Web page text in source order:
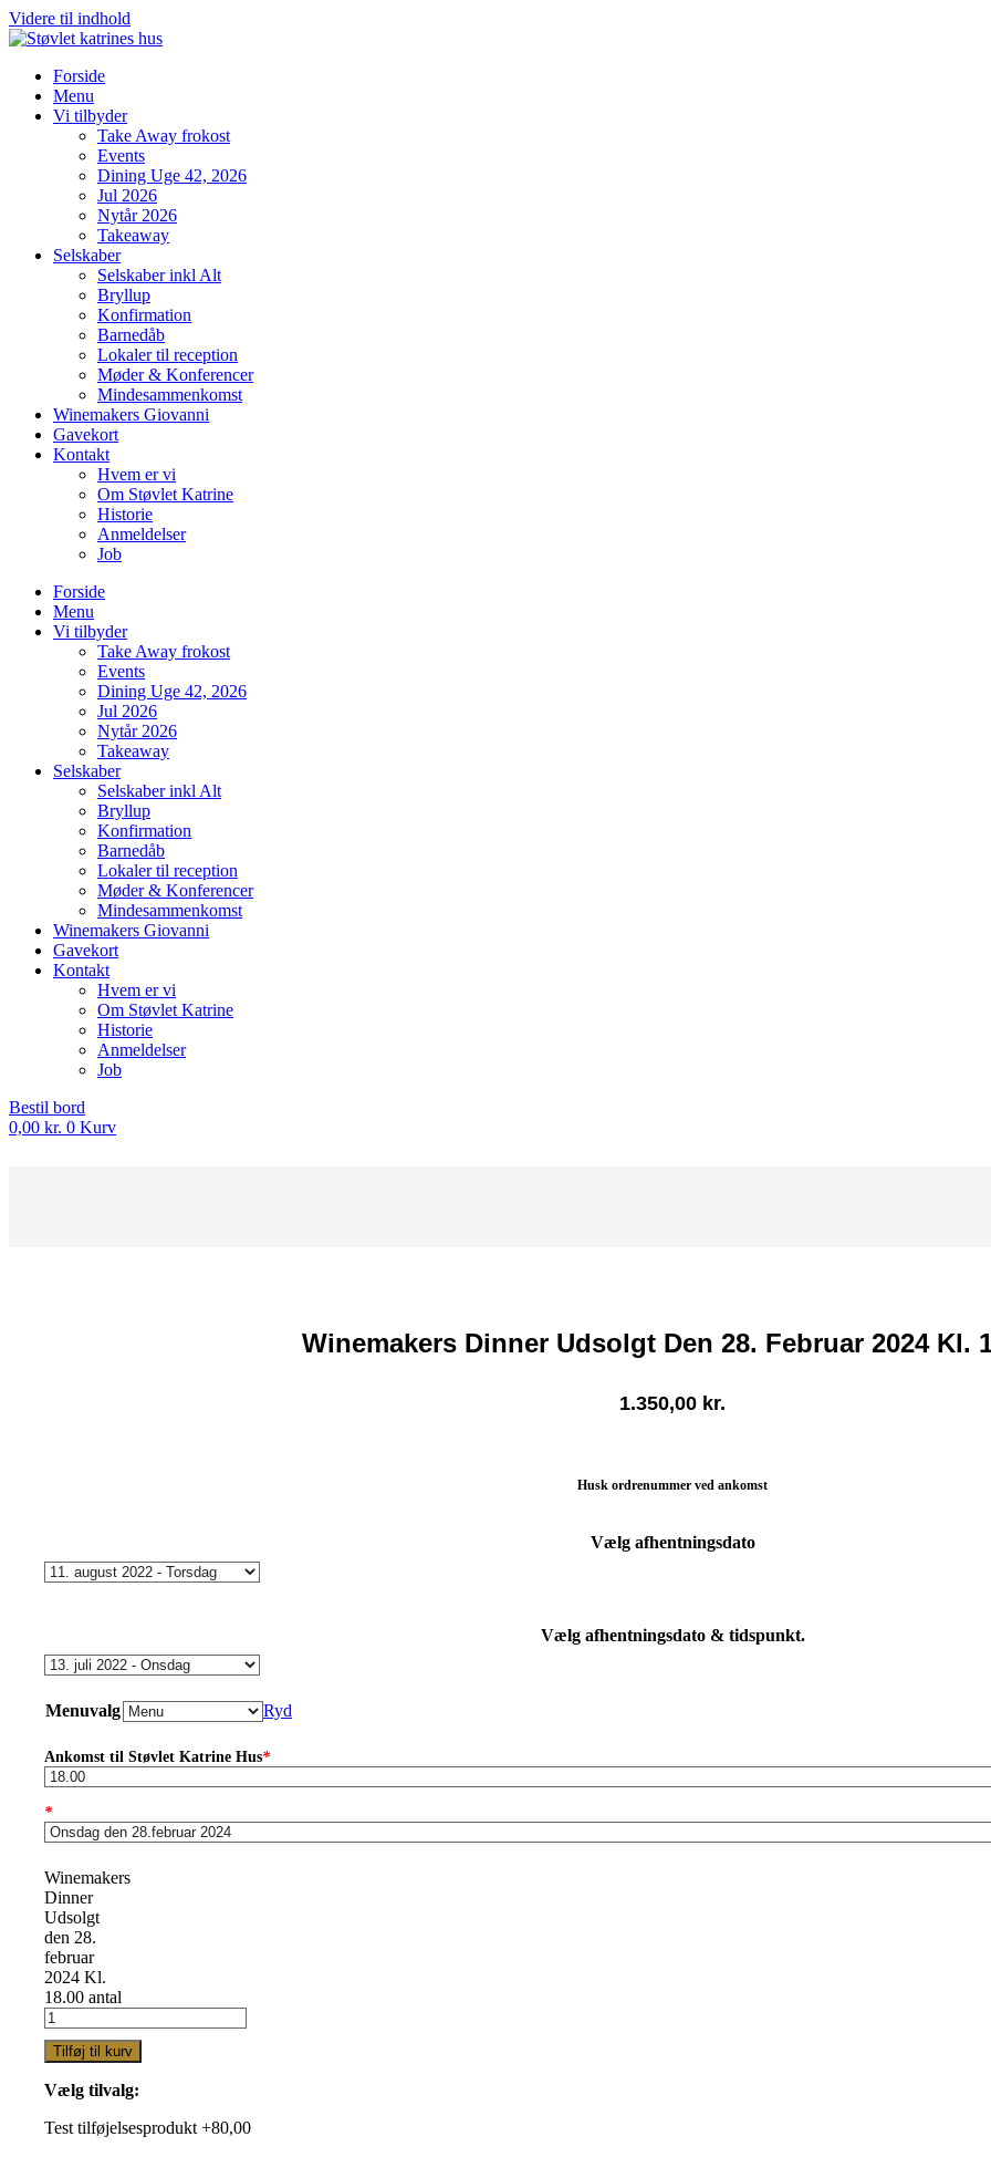
Videre til indhold
Forside
Menu
Vi tilbyder
Take Away frokost
Events
Dining Uge 42, 2026
Jul 2026
Nytår 2026
Takeaway
Selskaber
Selskaber inkl Alt
Bryllup
Konfirmation
Barnedåb
Lokaler til reception
Møder & Konferencer
Mindesammenkomst
Winemakers Giovanni
Gavekort
Kontakt
Hvem er vi
Om Støvlet Katrine
Historie
Anmeldelser
Job
Forside
Menu
Vi tilbyder
Take Away frokost
Events
Dining Uge 42, 2026
Jul 2026
Nytår 2026
Takeaway
Selskaber
Selskaber inkl Alt
Bryllup
Konfirmation
Barnedåb
Lokaler til reception
Møder & Konferencer
Mindesammenkomst
Winemakers Giovanni
Gavekort
Kontakt
Hvem er vi
Om Støvlet Katrine
Historie
Anmeldelser
Job
Bestil bord
0,00 kr. 0 Kurv
Winemakers Dinner Udsolgt Den 28. Februar 2024 Kl.
1.350,00 kr.
Husk ordrenummer ved ankomst
Vælg afhentningsdato
Vælg afhentningsdato & tidspunkt.
Menuvalg Ryd
Ankomst til Støvlet Katrine Hus*
*
Winemakers
Dinner
Udsolgt
den 28.
februar
2024 Kl.
18.00 antal
Tilføj til kurv
Vælg tilvalg:
Test tilføjelsesprodukt +80,00